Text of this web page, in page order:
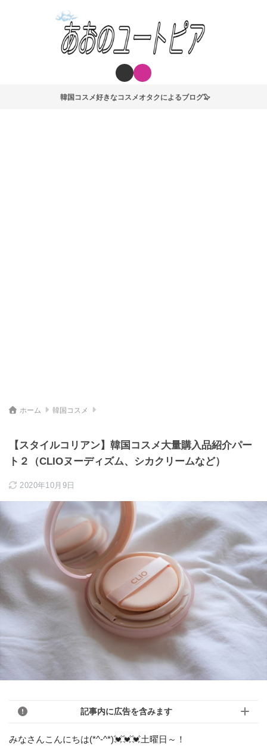
韓国コスメ好きなコスメオタクによるブログ🦭
ホーム 韓国コスメ
【スタイルコリアン】韓国コスメ大量購入品紹介パー
ト２（CLIOヌーディズム、シカクリームなど）
2020年10月9日
記事内に広告を含みます
みなさんこんにちは(*^-^*)💓💓💓土曜日～！